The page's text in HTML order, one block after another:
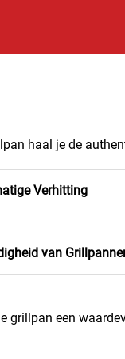
haal je de
Verhitting
van
een